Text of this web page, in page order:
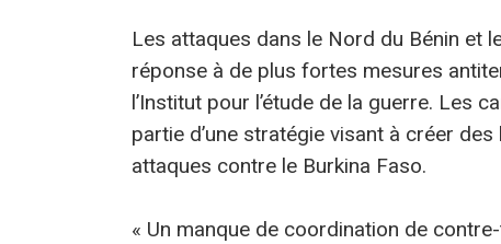
Les attaques dans le Nord du Bénin et
réponse à de plus fortes mesures
l’Institut pour l’étude de la guerre. Les
partie d’une stratégie visant à créer
attaques contre le Burkina Faso.
« Un manque de coordination de